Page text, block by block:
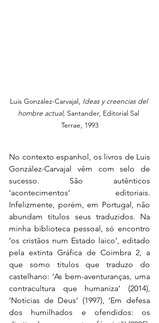
Luis González-Carvajal, Ideas y creencias del
hombre actual, Santander, Editorial Sal
Terrae, 1993
No contexto espanhol, os livros de Luis
González-Carvajal vêm com selo de
sucesso. São autênticos
‘acontecimentos’ editoriais.
Infelizmente, porém, em Portugal, não
abundam títulos seus traduzidos. Na
minha biblioteca pessoal, só encontro
‘os cristãos num Estado laico’, editado
pela extinta Gráfica de Coimbra 2, a
que somo títulos que traduzo do
castelhano: ‘As bem-aventuranças, uma
contracultura que humaniza’ (2014),
‘Notícias de Deus’ (1997), ‘Em defesa
dos humilhados e ofendidos: os